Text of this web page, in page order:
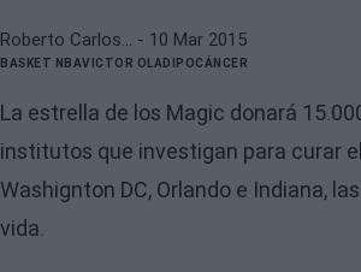
Roberto Carlos… - 10 Mar 2015
BASKET NBAVICTOR OLADIPOCÁNCER
La estrella de los Magic donará
institutos que investigan para curar
Washignton DC, Orlando e Indiana,
vida.